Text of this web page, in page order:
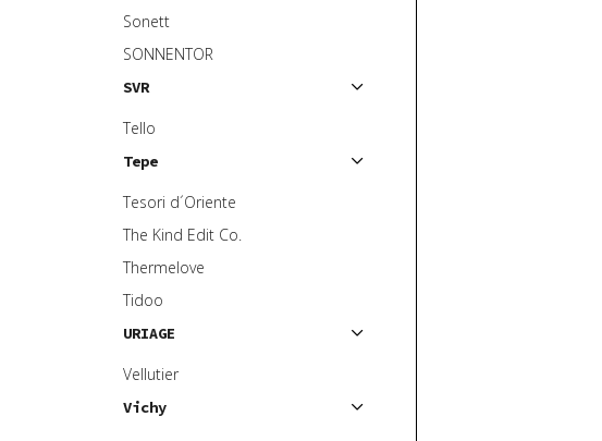
Sonett
SONNENTOR
SVR
Tello
Tepe
Tesori d´Oriente
The Kind Edit Co.
Thermelove
Tidoo
URIAGE
Vellutier
Vichy